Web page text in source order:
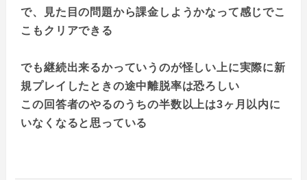
で、見た目の問題から課金しようかなって感じでこ
こもクリアできる
でも継続出来るかっていうのが怪しい上に実際に新
規プレイしたときの途中離脱率は恐ろしい
この回答者のやるのうちの半数以上は3ヶ月以内に
いなくなると思っている